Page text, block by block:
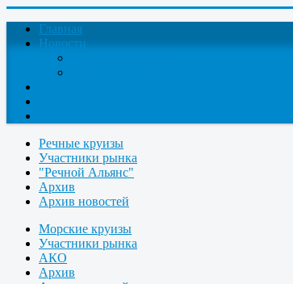
Главная
Новости
Речные круизы
Участники рынка
"Речной Альянс"
Архив
Архив новостей
Морские круизы
Участники рынка
АКО
Архив